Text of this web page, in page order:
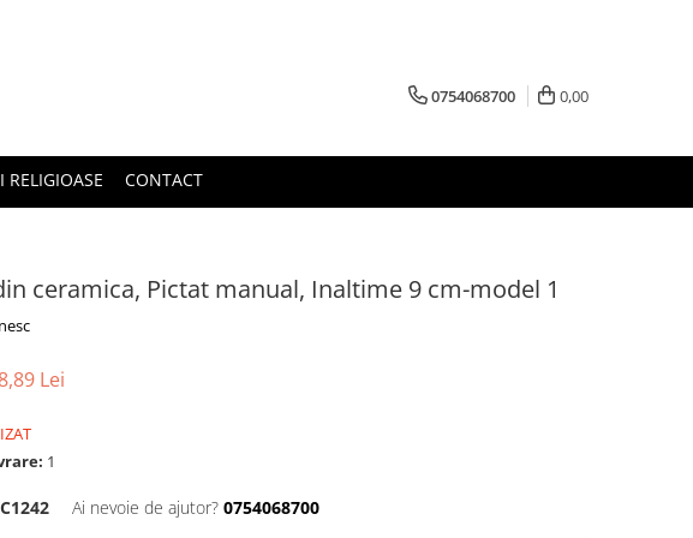
0754068700 0,00
RELIGIOASE CONTACT
ceramica, Pictat manual, Inaltime 9 cm-model 1
Lei
1
C1242 Ai nevoie de ajutor? 0754068700